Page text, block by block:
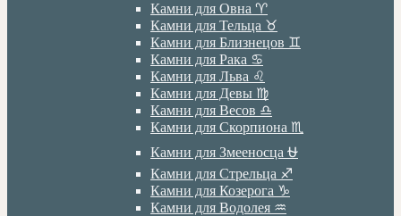
Камни для Овна ♈️
Камни для Тельца ♉️
Камни для Близнецов ♊️
Камни для Рака ♋️
Камни для Льва ♌️
Камни для Девы ♍️
Камни для Весов ♎️
Камни для Скорпиона ♏️
Камни для Змееносца ⛎
Камни для Стрельца ♐️
Камни для Козерога ♑️
Камни для Водолея ♒️